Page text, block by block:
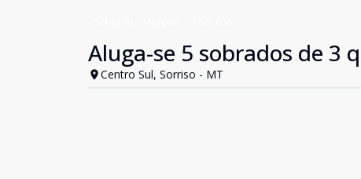
Aluga-se 5 sobrados de 3
Centro Sul, Sorriso - MT